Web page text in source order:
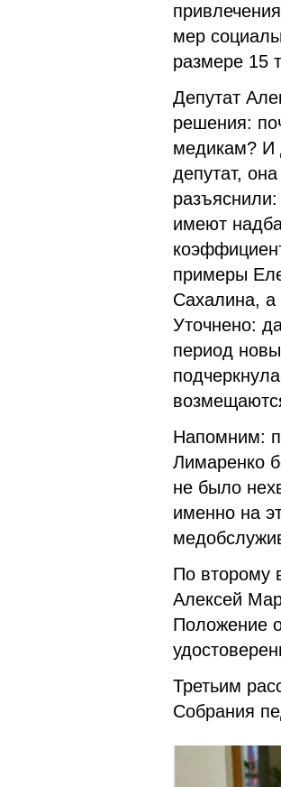
мер
размере 15
Депутат
решения:
медикам? И
депутат,
имеют
примеры
Сахалина, а
Уточнено:
период
Напомним:
Лимаренко
не было
именно на
По второму
Алексей
Положение
Третьим
Собрания